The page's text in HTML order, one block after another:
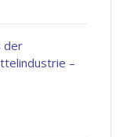
der
–